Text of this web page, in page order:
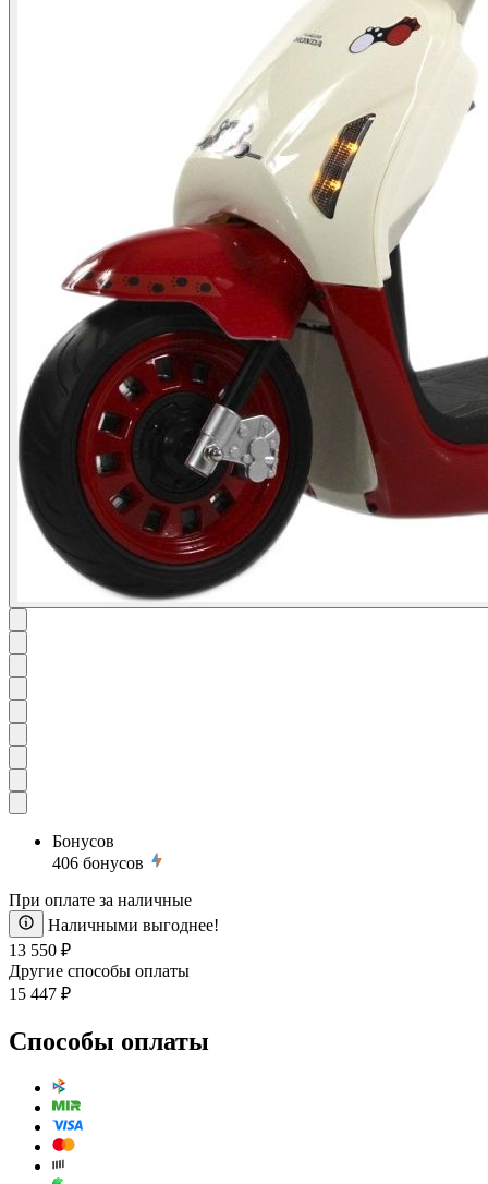
Бонусов
406 бонусов
При оплате за наличные
Наличными выгоднее!
13 550 ₽
Другие способы оплаты
15 447 ₽
Способы оплаты